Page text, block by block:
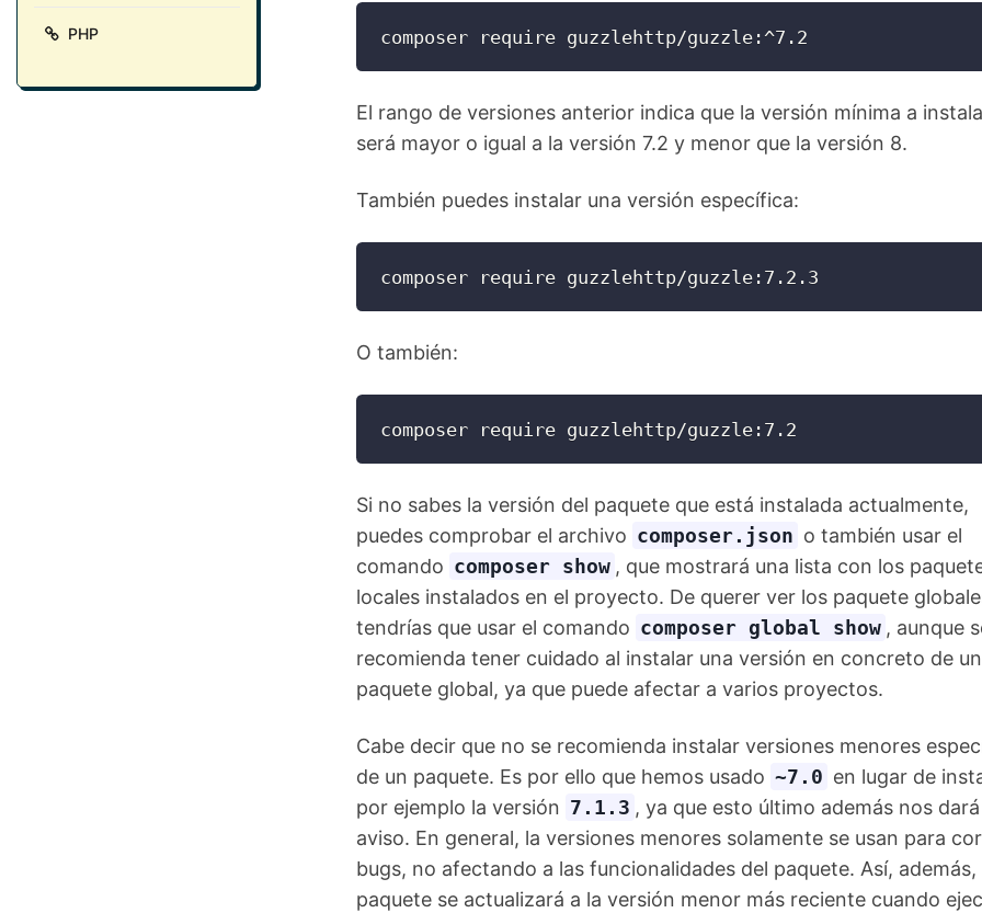
PHP
El rango de versiones anterior indica que la versión mínima a
será mayor o igual a la versión 7.2 y menor que la versión 8.
También puedes instalar una versión específica:
composer require guzzlehttp/guzzle:7.2.3
O también:
composer require guzzlehttp/guzzle:7.2
Si no sabes la versión del paquete que está instalada actualmente,
puedes comprobar el archivo composer.json o también usar el
comando composer show , que mostrará una lista con los
locales instalados en el proyecto. De querer ver los paquete
tendrías que usar el comando composer global show , aunque
recomienda tener cuidado al instalar una versión en concreto de un
paquete global, ya que puede afectar a varios proyectos.
Cabe decir que no se recomienda instalar versiones menores
de un paquete. Es por ello que hemos usado ~7.0 en lugar de
por ejemplo la versión 7.1.3 , ya que esto último además nos
aviso. En general, la versiones menores solamente se usan para
bugs, no afectando a las funcionalidades del paquete. Así, además,
paquete se actualizará a la versión menor más reciente cuando